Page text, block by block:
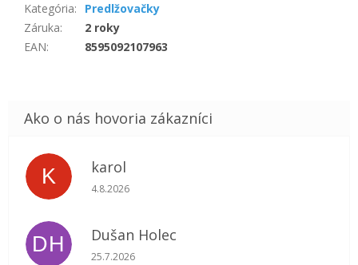
Kategória:
Predlžovačky
Záruka:
2 roky
EAN: 8595092107963
K karol
Hodnotenie obchodu je 5 z 5 hviezdičiek.
4.8.2026
DH Dušan Holec
Hodnotenie obchodu je 5 z 5 hviezdičiek.
25.7.2026